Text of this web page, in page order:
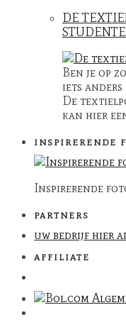
DE
Ben je op
iets anders
De
kan hier
INSPIRERENDE
Inspirerende
PARTNERS
uw bedrijf hier
AFFILIATE